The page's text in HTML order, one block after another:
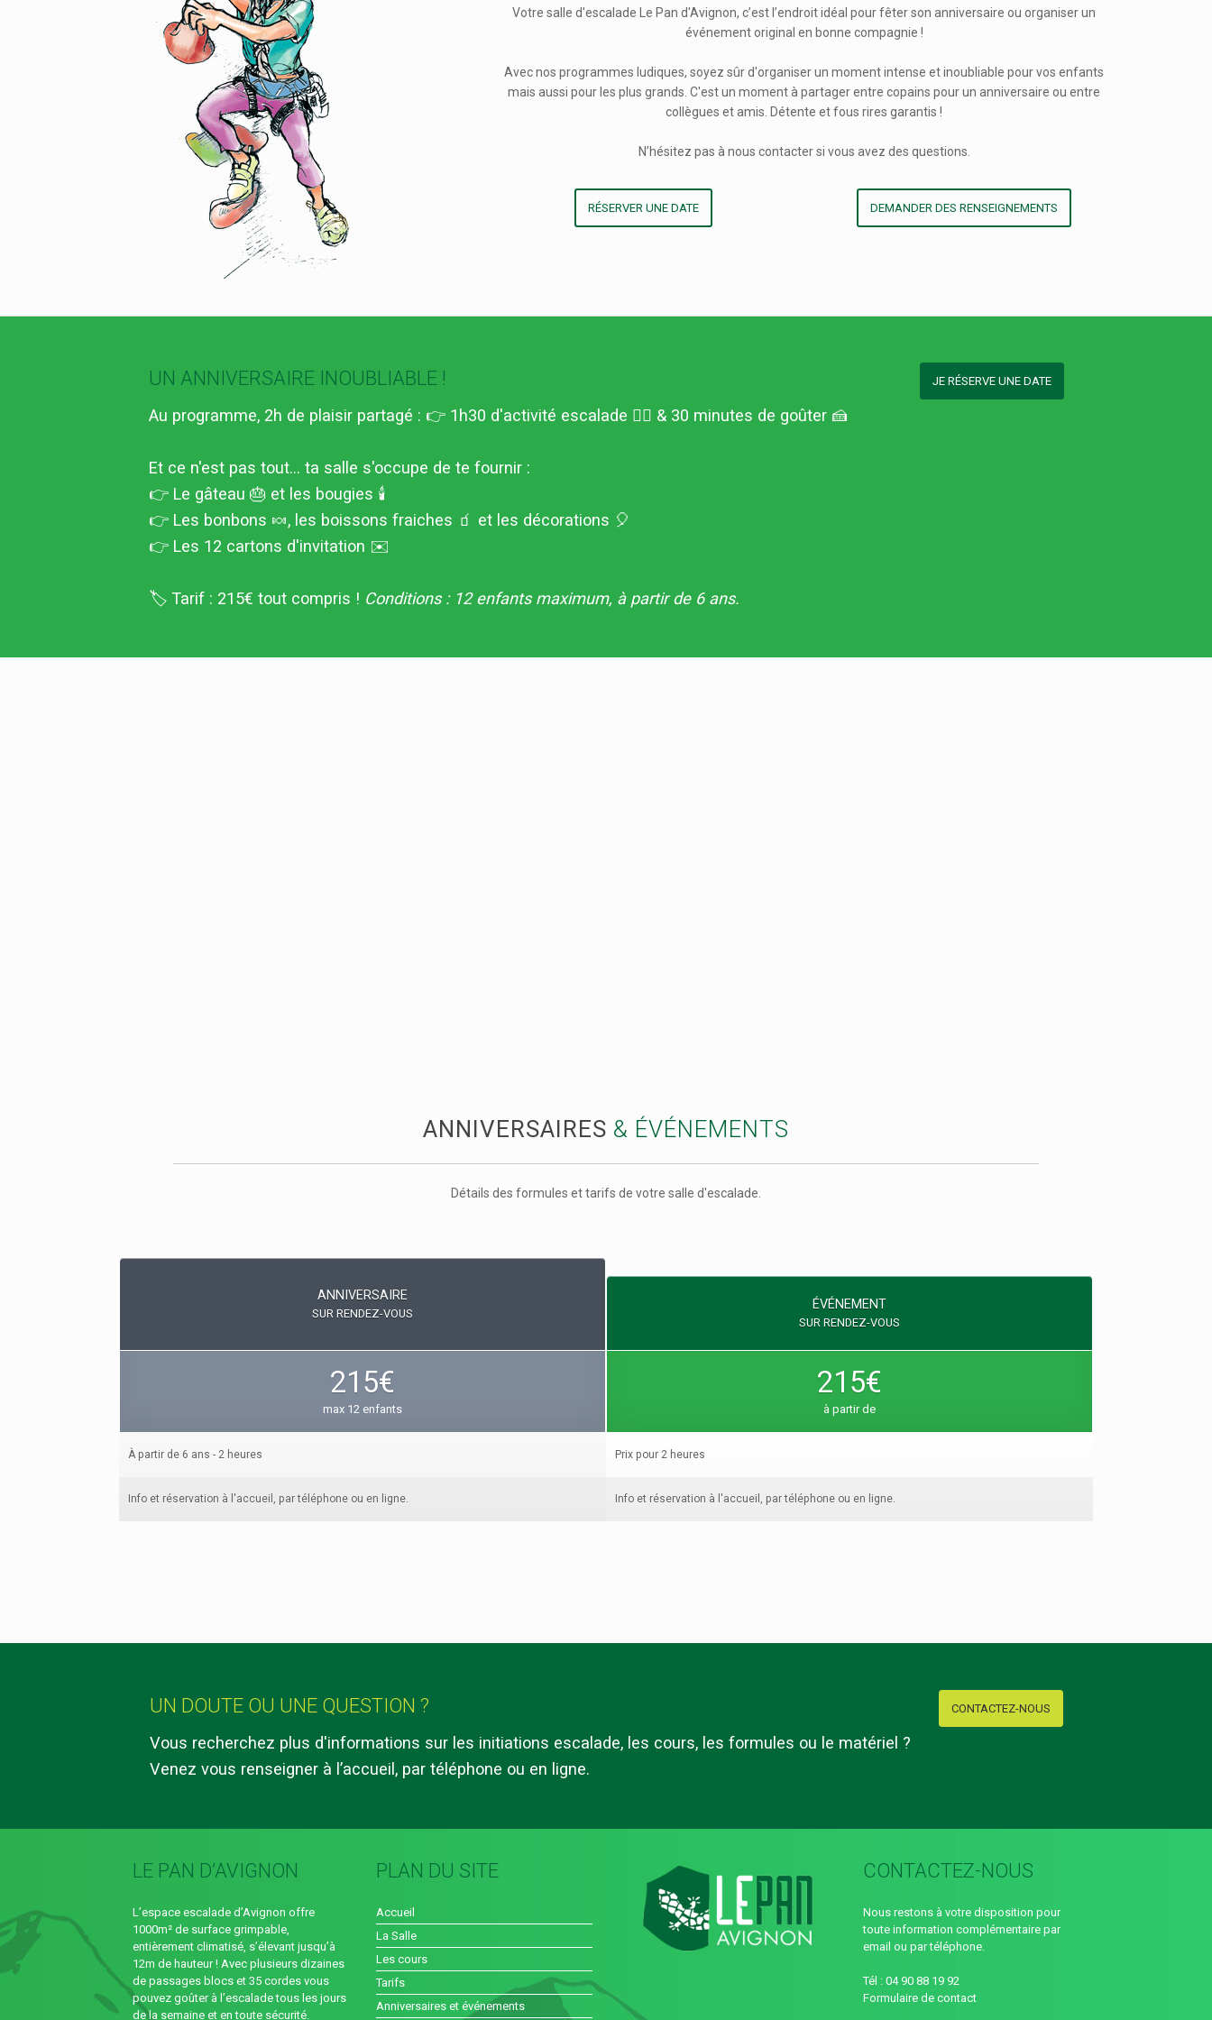
Votre salle d'escalade Le Pan d'Avignon, c’est l’endroit idéal pour fêter son anniversaire ou organiser un
événement original en bonne compagnie !
Avec nos programmes ludiques, soyez sûr d'organiser un moment intense et inoubliable pour vos enfants
mais aussi pour les plus grands. C'est un moment à partager entre copains pour un anniversaire ou entre
collègues et amis. Détente et fous rires garantis !
N’hésitez pas à nous contacter si vous avez des questions.
RÉSERVER UNE DATE DEMANDER DES RENSEIGNEMENTS
UN ANNIVERSAIRE INOUBLIABLE !
Au programme, 2h de plaisir partagé : 👉 1h30 d'activité escalade 🧗‍♀️ & 30 minutes de goûter 🍰
Et ce n'est pas tout... ta salle s'occupe de te fournir :
👉 Le gâteau 🎂 et les bougies 🕯
👉 Les bonbons 🍬, les boissons fraiches 🧃 et les décorations 🎈
👉 Les 12 cartons d'invitation ✉️
🏷 Tarif : 215€ tout compris ! Conditions : 12 enfants maximum, à partir de 6 ans.
JE RÉSERVE UNE DATE
ANNIVERSAIRES & ÉVÉNEMENTS
Détails des formules et tarifs de votre salle d'escalade.
ANNIVERSAIRE
SUR RENDEZ-VOUS
215€
max 12 enfants
À partir de 6 ans - 2 heures
Info et réservation à l'accueil, par téléphone ou en ligne.
ÉVÉNEMENT
SUR RENDEZ-VOUS
215€
à partir de
Prix pour 2 heures
Info et réservation à l'accueil, par téléphone ou en ligne.
UN DOUTE OU UNE QUESTION ?
Vous recherchez plus d'informations sur les initiations escalade, les cours, les formules ou le matériel ?
Venez vous renseigner à l’accueil, par téléphone ou en ligne.
CONTACTEZ-NOUS
LE PAN D’AVIGNON
L’espace escalade d’Avignon offre
1000m² de surface grimpable,
entièrement climatisé, s’élevant jusqu’à
12m de hauteur ! Avec plusieurs dizaines
de passages blocs et 35 cordes vous
pouvez goûter à l’escalade tous les jours
de la semaine et en toute sécurité.
PLAN DU SITE
Accueil
La Salle
Les cours
Tarifs
Anniversaires et événements
CONTACTEZ-NOUS
Nous restons à votre disposition pour
toute information complémentaire par
email ou par téléphone.
Tél : 04 90 88 19 92
Formulaire de contact